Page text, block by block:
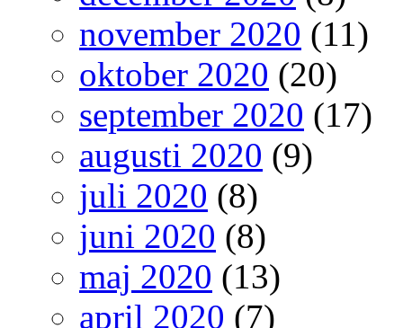
november 2020 (11)
oktober 2020 (20)
september 2020 (17)
augusti 2020 (9)
juli 2020 (8)
juni 2020 (8)
maj 2020 (13)
april 2020 (7)